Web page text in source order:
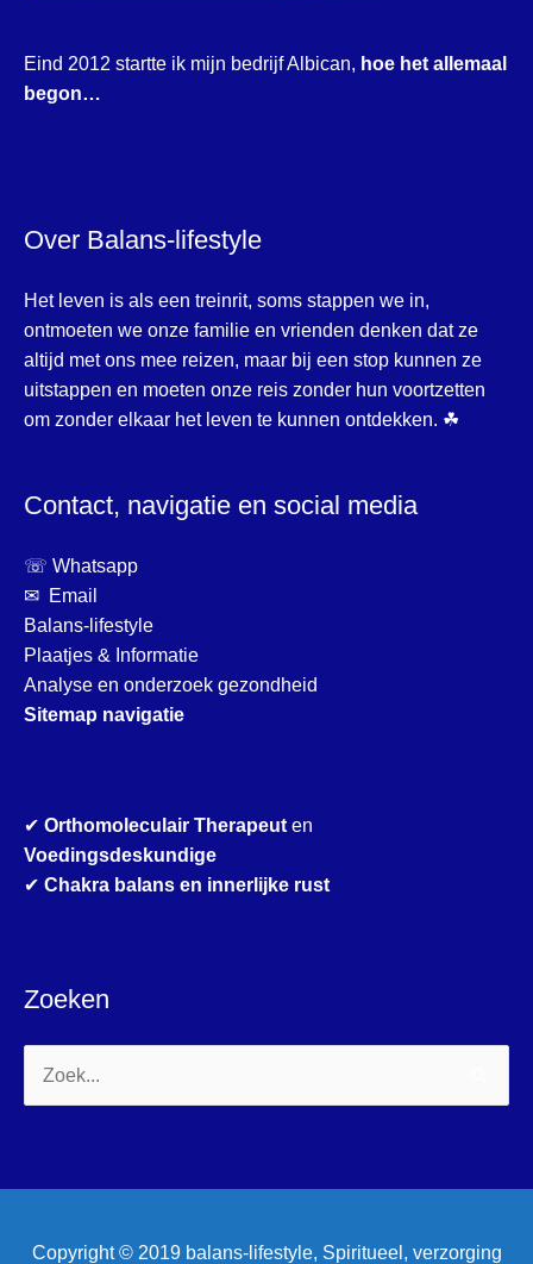
Eind 2012 startte ik mijn bedrijf Albican, hoe het allemaal
begon…
Over Balans-lifestyle
Het leven is als een treinrit, soms stappen we in,
ontmoeten we onze familie en vrienden denken dat ze
altijd met ons mee reizen, maar bij een stop kunnen ze
uitstappen en moeten onze reis zonder hun voortzetten
om zonder elkaar het leven te kunnen ontdekken. ☘
Contact, navigatie en social media
☏ Whatsapp
✉ Email
Balans-lifestyle
Plaatjes & Informatie
Analyse en onderzoek gezondheid
Sitemap navigatie
✔ Orthomoleculair Therapeut en
Voedingsdeskundige
✔ Chakra balans en innerlijke rust
Zoeken
Zoek
naar:
Copyright © 2019 balans-lifestyle, Spiritueel, verzorging